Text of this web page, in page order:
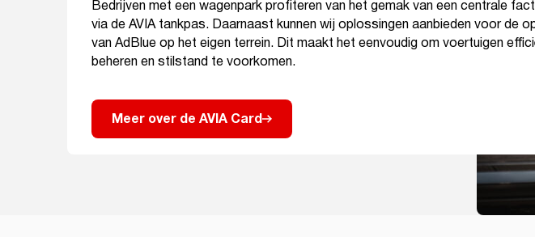
Bedrijven met een wagenpark profiteren van het gemak van een centrale
via de AVIA tankpas. Daarnaast kunnen wij oplossingen aanbieden voor de
van AdBlue op het eigen terrein. Dit maakt het eenvoudig om voertuigen
beheren en stilstand te voorkomen.
Meer over de AVIA Card